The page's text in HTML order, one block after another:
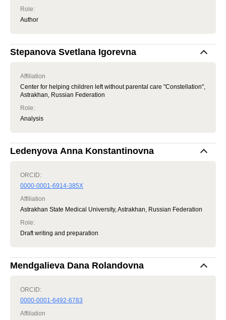
Role:
Author
Stepanova Svetlana Igorevna
Affiliation
Center for helping children left without parental care "Constellation",
Astrakhan, Russian Federation
Role:
Analysis
Ledenyova Anna Konstantinovna
ORCID:
0000-0001-6914-385X
Affiliation
Astrakhan State Medical University, Astrakhan, Russian Federation
Role:
Draft writing and preparation
Mendgalieva Dana Rolandovna
ORCID:
0000-0001-6492-6783
Affiliation